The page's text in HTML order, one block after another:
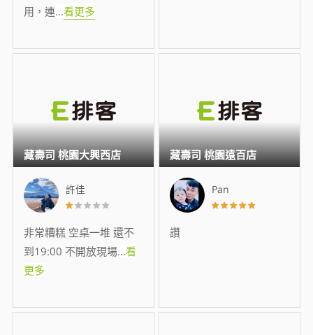
用，連...看更多
許佳
非常糟糕 空桌一堆 還不
到19:00 不開放現場...看
更多
藏壽司 桃園大興西店
Pan
讚
藏壽司 桃園遠百店